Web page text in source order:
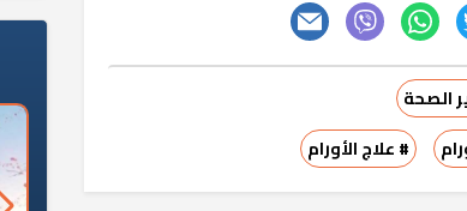
الصحة
# علاج الأورام